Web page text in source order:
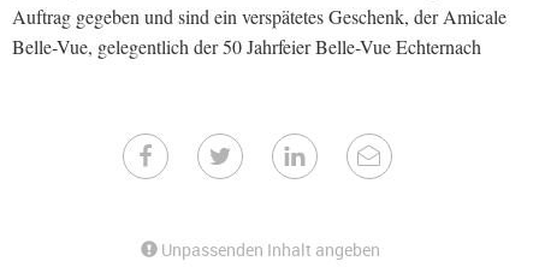
Auftrag gegeben und sind ein verspätetes Geschenk, der Amicale
Belle-Vue, gelegentlich der 50 Jahrfeier Belle-Vue Echternach
Unpassenden Inhalt angeben